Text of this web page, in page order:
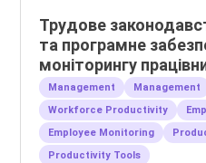
Трудове
та програмне
моніторингу
посібник для
Management Management
Workforce Productivity
Employee Monitoring
Productivity Tools